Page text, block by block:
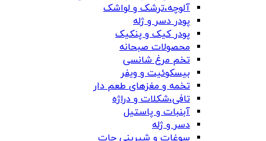
آلوچه،ترشک و لواشک
پودر دسر و ژله
پودر کیک و پنکیک
محصولات صبحانه
تخم مرغ شانسی
بیسکوئیت و ویفر
تخمه و مغزهای طعم دار
تافی،شکلات و دراژه
آبنبات و پاستیل
دسر و ژله
سوغات و شیرینی جات